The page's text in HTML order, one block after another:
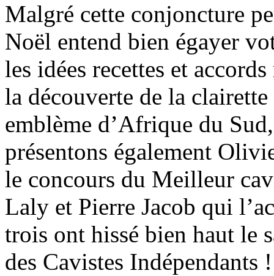
Malgré cette conjoncture
Noël entend bien égayer
les idées recettes et
la découverte de la
emblème d’Afrique du
présentons également
le concours du Meilleur
Laly et Pierre Jacob qui
trois ont hissé bien haut le
des Cavistes Indépendants !